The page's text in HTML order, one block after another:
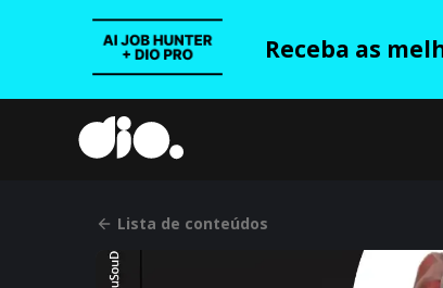
Receba as
Lista de conteúdos